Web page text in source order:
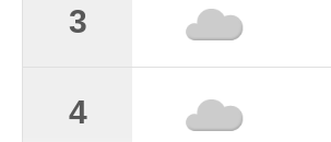
3
4